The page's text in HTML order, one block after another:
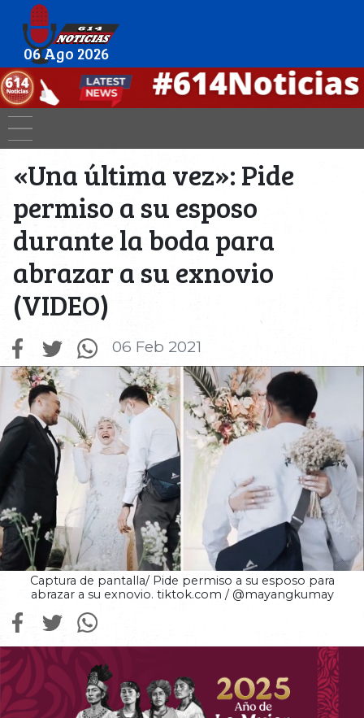
06 Ago 2026
«Una última vez»: Pide
permiso a su esposo
durante la boda para
abrazar a su exnovio
(VIDEO)
06 Feb 2021
Captura de pantalla/ Pide permiso a su esposo para
abrazar a su exnovio. tiktok.com / @mayangkumay